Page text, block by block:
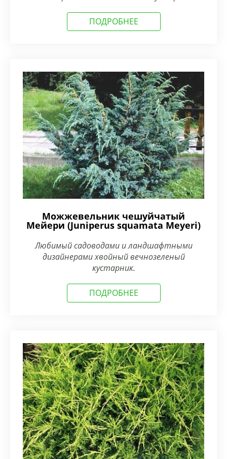
ПОДРОБНЕЕ
Можжевельник чешуйчатый
Мейери (Juniperus squamata Meyeri)
Любимый садоводами и ландшафтными
дизайнерами хвойный вечнозеленый
кустарник.
ПОДРОБНЕЕ